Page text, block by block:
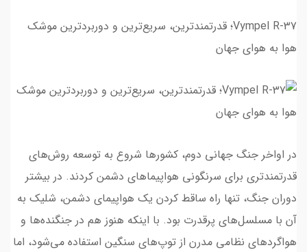
Vympel R-37؛ قدرتمندترین، سریع‌ترین و دوربردترین موشک
هوا به هوای جهان
در اواخر جنگ جهانی دوم، کشورها شروع به توسعه روش‌های
قدرتمندتری برای سرنگونی هواپیماهای دشمن کردند. در بیشتر
دوران جنگ، تنها راه ساقط کردن یک هواپیمای دشمن، شلیک به
آن با مسلسل‌های پرقدرت بود. با اینکه هنوز هم در جنگنده‌ها و
هواگردهای نظامی مدرن از توپ‌های سنگین استفاده می‌شود، اما